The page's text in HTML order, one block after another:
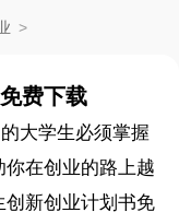
>
费下载
大学生必须掌握
在创业的路上越
创新创业计划书免